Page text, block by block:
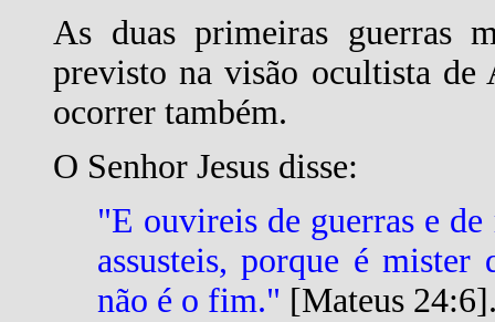
As duas primeiras guerras
previsto na visão ocultista de
ocorrer também.
O Senhor Jesus disse:
"E ouvireis de guerras e
assusteis, porque é mister
não é o fim." [Mateus